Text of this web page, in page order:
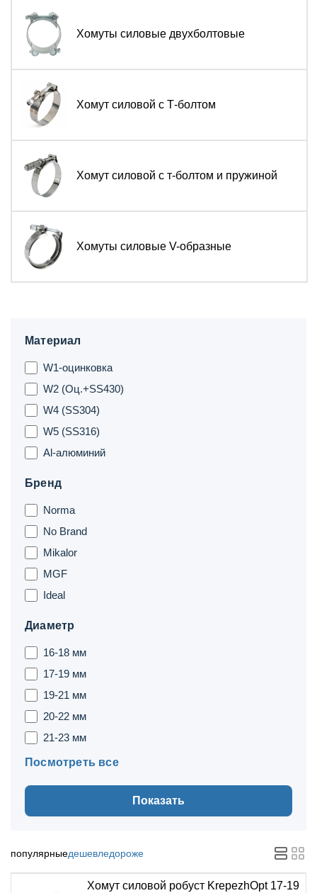
Хомуты силовые двухболтовые
Хомут силовой с Т-болтом
Хомут силовой с т-болтом и пружиной
Хомуты силовые V-образные
Материал
W1-оцинковка
W2 (Оц.+SS430)
W4 (SS304)
W5 (SS316)
Al-алюминий
Бренд
Norma
No Brand
Mikalor
MGF
Ideal
Диаметр
16-18 мм
17-19 мм
19-21 мм
20-22 мм
21-23 мм
Посмотреть все
Показать
популярныедешевледороже
Хомут силовой робуст KrepezhOpt 17-19